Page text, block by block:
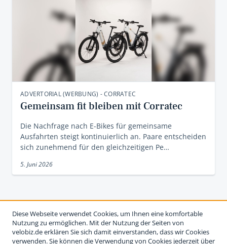
ADVERTORIAL (WERBUNG) - CORRATEC
Gemeinsam fit bleiben mit Corratec
Die Nachfrage nach E-Bikes für gemeinsame
Ausfahrten steigt kontinuierlich an. Paare entscheiden
sich zunehmend für den gleichzeitigen Pe…
5. Juni 2026
Diese Webseite verwendet Cookies, um Ihnen eine komfortable
Nutzung zu ermöglichen. Mit der Nutzung der Seiten von
velobiz.de erklären Sie sich damit einverstanden, dass wir Cookies
verwenden. Sie können die Verwendung von Cookies jederzeit über